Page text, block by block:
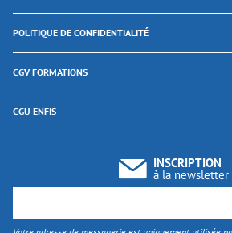
POLITIQUE DE CONFIDENTIALITÉ
CGV FORMATIONS
CGU ENFIS
INSCRIPTION
à la newsletter